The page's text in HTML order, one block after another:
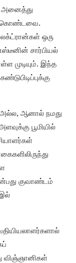
அனைத்து
கொண்டவை.
ஒரு
சார்பியல்
முடியும். இந்த
அல்ல, ஆனால் நமது
பூமியில்
குவாண்டம்
இல்
விஞ்ஞானிகள்